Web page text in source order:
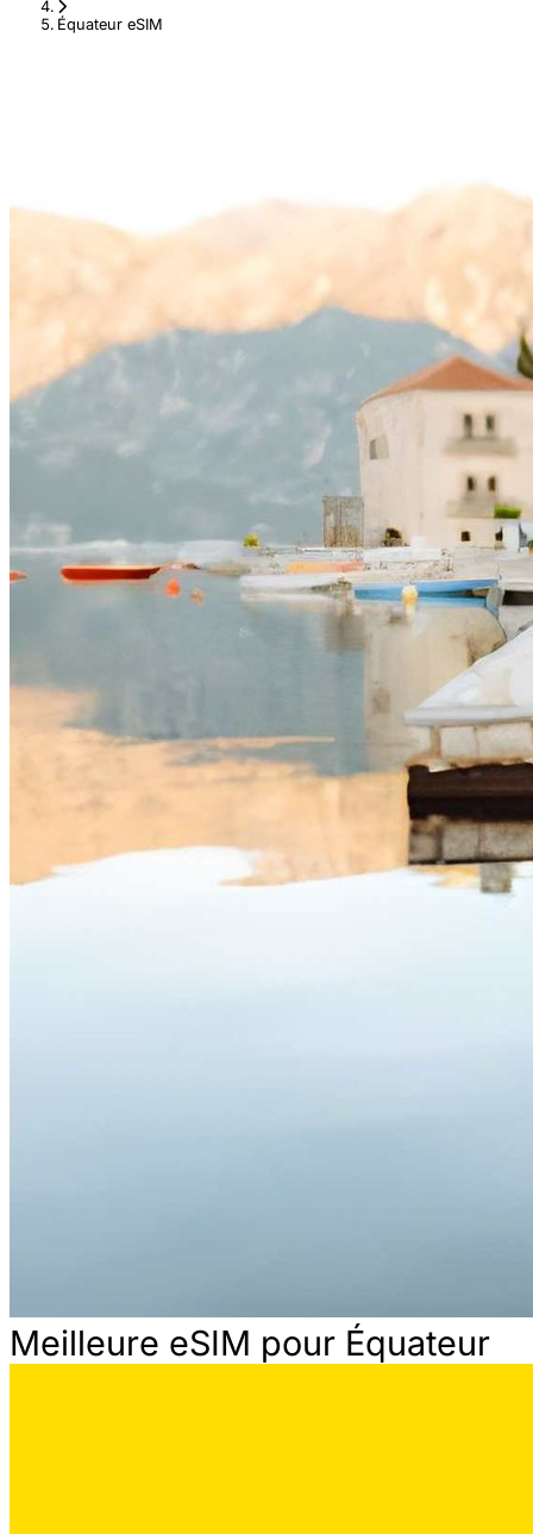
›
Équateur eSIM
Meilleure eSIM pour Équateur